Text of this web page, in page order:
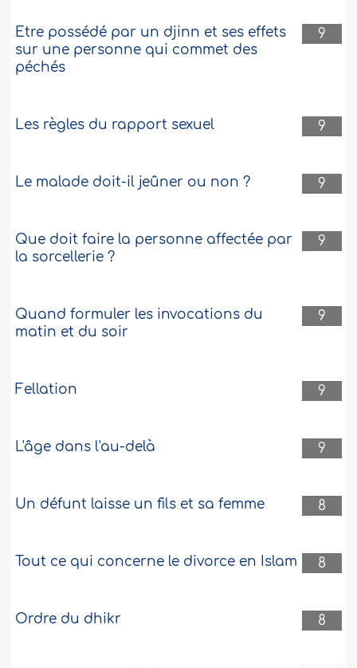
9
Etre possédé par un djinn et ses effets
sur une personne qui commet des
péchés
9
Les règles du rapport sexuel
9
Le malade doit-il jeûner ou non ?
9
Que doit faire la personne affectée par
la sorcellerie ?
9
Quand formuler les invocations du
matin et du soir
9
Fellation
9
L'âge dans l'au-delà
8
Un défunt laisse un fils et sa femme
8
Tout ce qui concerne le divorce en Islam
8
Ordre du dhikr